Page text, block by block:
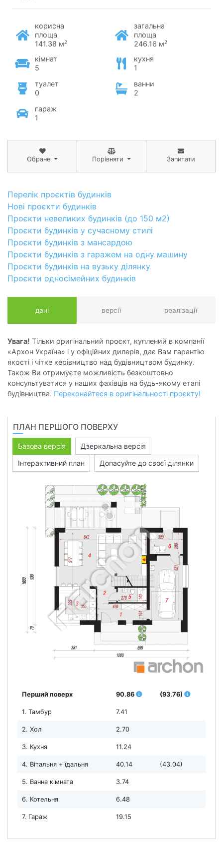
корисна
площа
141.38 м2
загальна
площа
246.16 м2
кімнат
5
кухня
1
туалет
0
ванни
2
гараж
1
Обране Порівняти Запитати
Перелік проєктів будинків
Нові проєкти будинків
Проєкти невеликих будинків (до 150 м2)
Проєкти будинків у сучасному стилі
Проєкти будинків з мансардою
Проєкти будинків з гаражем на одну машину
Проєкти будинків на вузьку ділянку
Проєкти односімейних будинків
дані версії реалізації
Увага! Тільки оригінальний проєкт, куплений в компанії
«Архон Україна» і у офіційних дилерів, дає Вам гарантію
якості і чітке керівництво над будівництвом будинку.
Також Ви отримуєте можливість безкоштовно
консультуватися у наших фахівців на будь-якому етапі
будівництва. Переконайтеся в оригінальності проєкту!
ПЛАН ПЕРШОГО ПОВЕРХУ
Базова версія
Дзеркальна версія
Інтерактивний план
Допасуйте до своєї ділянки
Перший поверх 90.86 (93.76)
1. Тамбур 7.41
2. Хол 2.70
3. Кухня 11.24
4. Вітальня + їдальня 40.14 (43.04)
5. Ванна кімната 3.74
6. Котельня 6.48
7. Гараж 19.15